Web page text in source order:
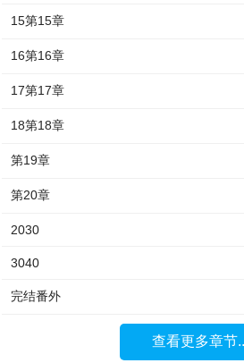
15第15章
16第16章
17第17章
18第18章
第19章
第20章
2030
3040
完结番外
查看更多章节